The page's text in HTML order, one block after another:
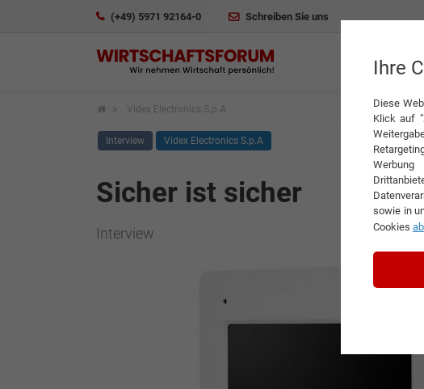
(+49) 5971 92164-0 Schreiben Sie uns
Videx Electronics S.p.A
Interview Videx Electronics S.p.A
Sicher ist sicher
Interview
Ihre
Diese
Klick auf
sowie in
Cookies